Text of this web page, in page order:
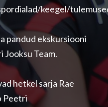
keegel/
pandud ekskursiooni
Jooksu Team.
hetkel sarja Rae
Peetri